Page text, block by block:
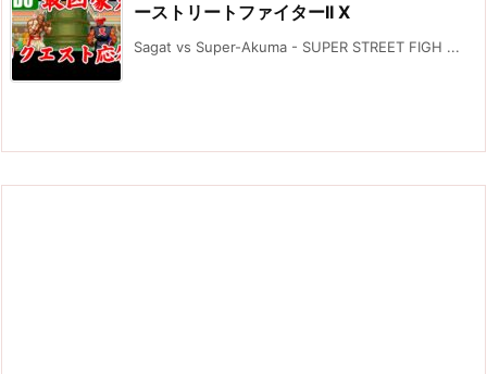
ーストリートファイターII X
Sagat vs Super-Akuma - SUPER STREET FIGH ...